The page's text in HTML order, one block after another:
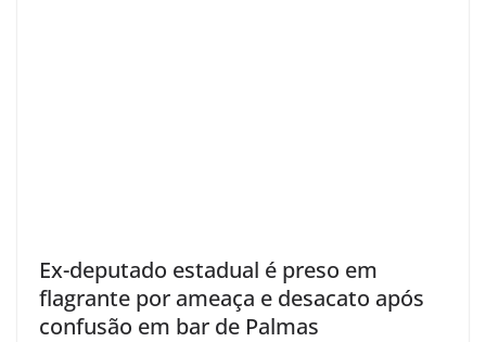
Ex-deputado estadual é preso em
flagrante por ameaça e desacato após
confusão em bar de Palmas